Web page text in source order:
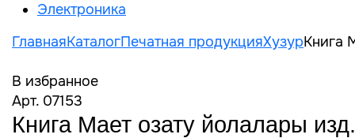
Электроника
ГлавнаяКаталогПечатная продукцияХузурКнига
В избранное
Арт. 07153
Книга Мает озату йолалары